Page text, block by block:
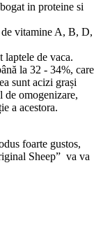
in proteine si
de vitamine A, B, D,
laptele de vaca.
la 32 - 34%, care
sunt acizi grași
de omogenizare,
a acestora.
foarte gustos,
Sheep” va va